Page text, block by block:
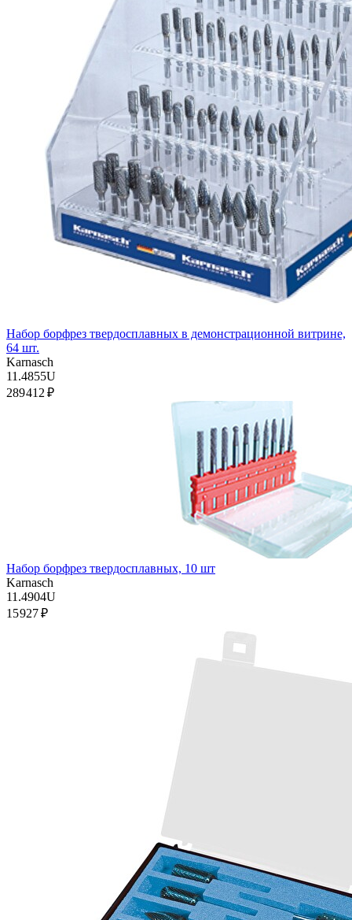
Набор борфрез твердосплавных в демонстрационной витрине,
64 шт.
Karnasch
11.4855U
289 412 ₽
Набор борфрез твердосплавных, 10 шт
Karnasch
11.4904U
15 927 ₽